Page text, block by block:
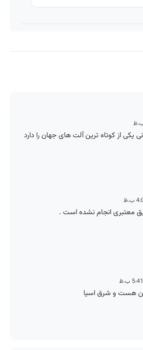
یکی از کوتاه ترین آلت های جهان را دارد
معتبری انجام نشده است .
هست و شرق اسیا